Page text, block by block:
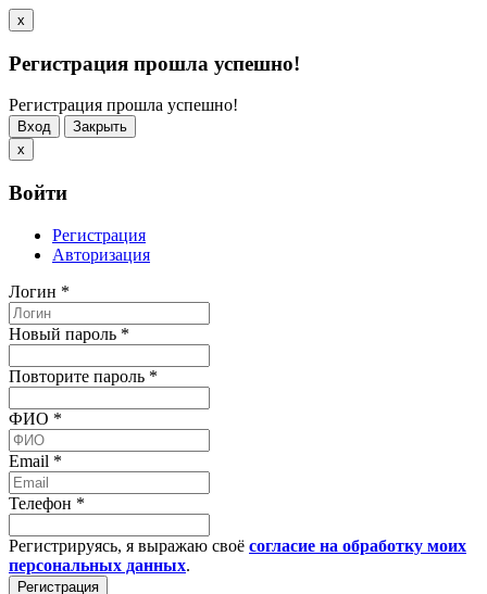
x
Регистрация прошла успешно!
Регистрация прошла успешно!
Вход
Закрыть
x
Войти
Регистрация
Авторизация
Логин *
Новый пароль *
Повторите пароль *
ФИО *
Email *
Телефон *
Регистрируясь, я выражаю своё согласие на обработку моих
персональных данных.